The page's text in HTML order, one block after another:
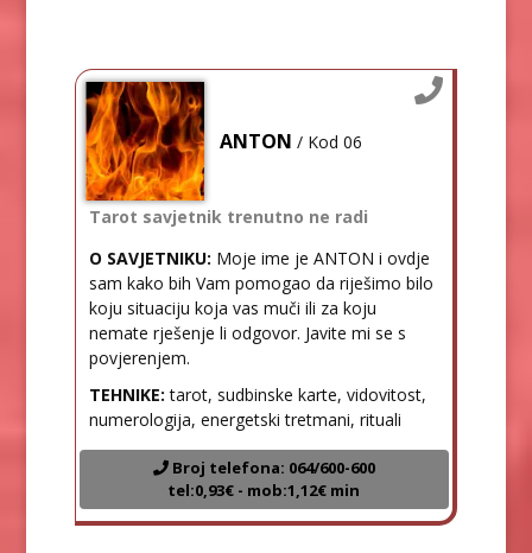
ANTON / Kod 06
Tarot savjetnik trenutno ne radi
O SAVJETNIKU: Moje ime je ANTON i ovdje
sam kako bih Vam pomogao da riješimo bilo
koju situaciju koja vas muči ili za koju
nemate rješenje li odgovor. Javite mi se s
povjerenjem.
TEHNIKE: tarot, sudbinske karte, vidovitost,
numerologija, energetski tretmani, rituali
Broj telefona: 064/600-600
tel:0,93€ - mob:1,12€ min